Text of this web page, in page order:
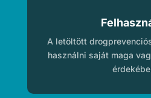
A letöltött
használni saját maga